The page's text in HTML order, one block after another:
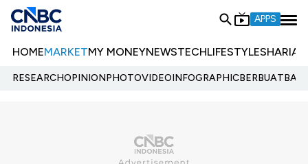
APPS
HOMEMARKETMY MONEYNEWSTECHLIFESTYLESHARIA
RESEARCHOPINIONPHOTOVIDEOINFOGRAPHIC